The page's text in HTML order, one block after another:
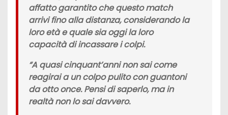
affatto garantito che questo match
arrivi fino alla distanza, considerando la
loro età e quale sia oggi la loro
capacità di incassare i colpi.
“A quasi cinquant’anni non sai come
reagirai a un colpo pulito con guantoni
da otto once. Pensi di saperlo, ma in
realtà non lo sai davvero.